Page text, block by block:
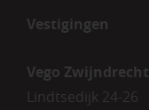
Vestigingen
Vego Zwijndrecht
Lindtsedijk 24-26